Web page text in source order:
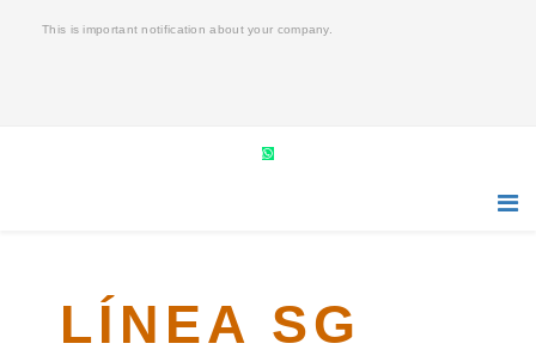
This is important notification about your company.
LÍNEA SG